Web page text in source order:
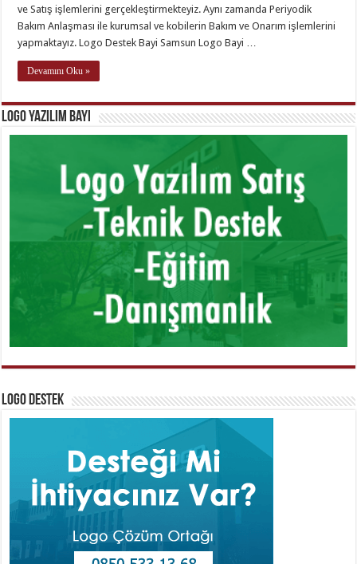
ve Satış işlemlerini gerçekleştirmekteyiz. Aynı zamanda Periyodik
Bakım Anlaşması ile kurumsal ve kobilerin Bakım ve Onarım işlemlerini
yapmaktayız. Logo Destek Bayi Samsun Logo Bayi …
Devamını Oku »
Logo Yazılım Bayi
Logo Destek